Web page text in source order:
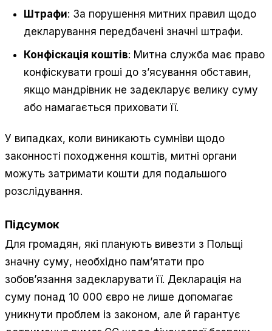
Штрафи: За порушення митних правил щодо
декларування передбачені значні штрафи.
Конфіскація коштів: Митна служба має право
конфіскувати гроші до з’ясування обставин,
якщо мандрівник не задекларує велику суму
або намагається приховати її.
У випадках, коли виникають сумніви щодо
законності походження коштів, митні органи
можуть затримати кошти для подальшого
розслідування.
Підсумок
Для громадян, які планують вивезти з Польщі
значну суму, необхідно пам’ятати про
зобов’язання задекларувати її. Декларація на
суму понад 10 000 євро не лише допомагає
уникнути проблем із законом, але й гарантує